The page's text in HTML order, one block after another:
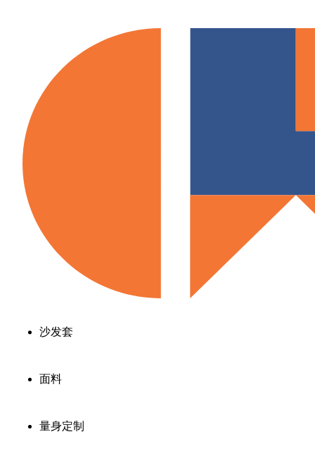
沙发套
面料
量身定制